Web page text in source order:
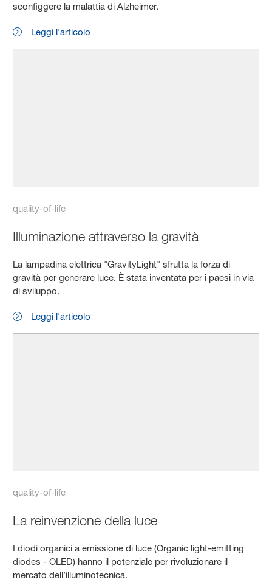
sconfiggere la malattia di Alzheimer.
Leggi l'articolo
quality-of-life
Illuminazione attraverso la gravità
La lampadina elettrica "GravityLight" sfrutta la forza di
gravità per generare luce. È stata inventata per i paesi in via
di sviluppo.
Leggi l'articolo
quality-of-life
La reinvenzione della luce
I diodi organici a emissione di luce (Organic light-emitting
diodes - OLED) hanno il potenziale per rivoluzionare il
mercato dell’illuminotecnica.